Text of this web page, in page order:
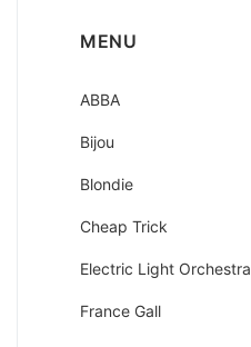
MENU
ABBA
Bijou
Blondie
Cheap Trick
Electric Light Orchestra
France Gall